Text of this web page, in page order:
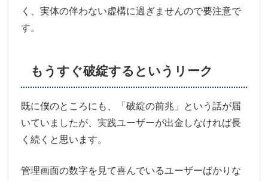
く、実体の伴わない虚構に過ぎませんので要注意で
す。
もうすぐ破綻するというリーク
既に僕のところにも、「破綻の前兆」という話が届
いていましたが、実践ユーザーが出金しなければ長
く続くと思います。
管理画面の数字を見て喜んでいるユーザーばかりな